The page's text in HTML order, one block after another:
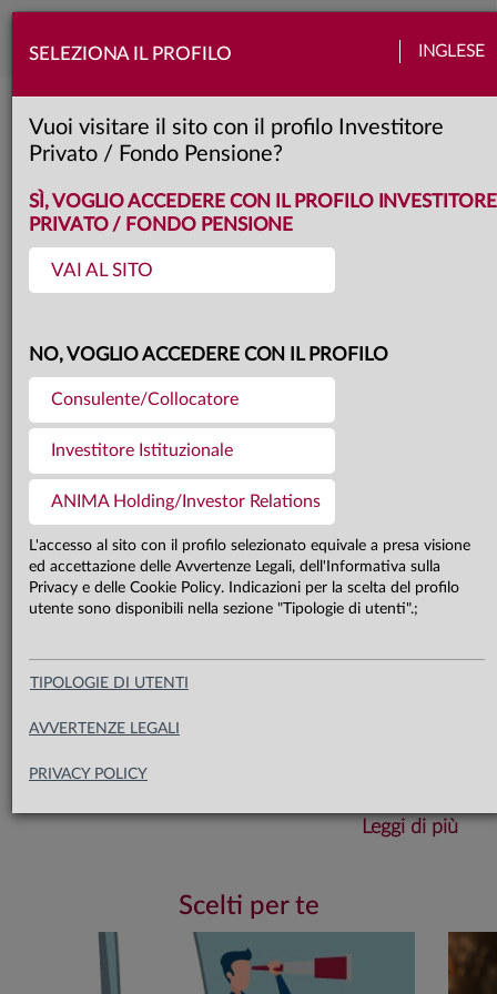
SELEZIONA IL PROFILO INGLESE
Vuoi visitare il sito con il profilo Investitore
Privato / Fondo Pensione?
SÌ, VOGLIO ACCEDERE CON IL PROFILO INVESTITORE
PRIVATO / FONDO PENSIONE
VAI AL SITO
NO, VOGLIO ACCEDERE CON IL PROFILO
Consulente/Collocatore
Investitore Istituzionale
ANIMA Holding/Investor Relations
L'accesso al sito con il profilo selezionato equivale a presa visione
ed accettazione delle Avvertenze Legali, dell'Informativa sulla
Privacy e delle Cookie Policy. Indicazioni per la scelta del profilo
utente sono disponibili nella sezione "Tipologie di utenti".;
TIPOLOGIE DI UTENTI
AVVERTENZE LEGALI
PRIVACY POLICY
AVANTI, CON GIUDIZIO
notizie e di sfide per gli investitori: le
prospettive di crescita continuano a
deteriorarsi, e il picco dell’inflazione
statunitense sembra in vista, il che
potrebbe alimentare le speranze di
un ammorbidimento dell’approccio
della Fed. Dopo settimane di notizie
negative, riteniamo che i livelli
della view sull’azionario, mentre
dinamica dei tassi sui mercati
obbligazionari
Scarica il documento completo
Leggi di più
Scelti per te